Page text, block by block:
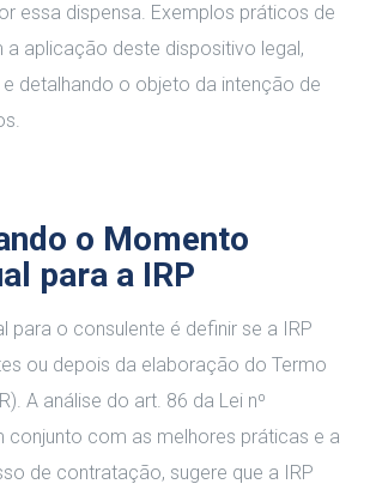
essa dispensa. Exemplos práticos de
a aplicação deste dispositivo legal,
detalhando o objeto da intenção de
o Momento
para a IRP
para o consulente é definir se a IRP
ou depois da elaboração do Termo
A análise do art. 86 da Lei nº
conjunto com as melhores práticas e a
de contratação, sugere que a IRP